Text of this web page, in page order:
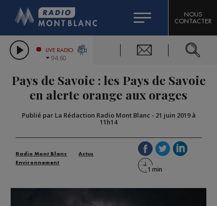
LES CHRONIQUES DE L'EXPERT
CITIZEN MACHINERY
GRAND MASSIF DOMAINES SKIABLES
BIGARD
COMPAGNIE DU MONT-BLANC
NOUS
CONTACTER
LIVE RADIO
94.60
Pays de Savoie : les Pays de Savoie
en alerte orange aux orages
Publié par La Rédaction Radio Mont Blanc - 21 juin 2019 à
11h14
Radio Mont Blanc
Actus
Environnement